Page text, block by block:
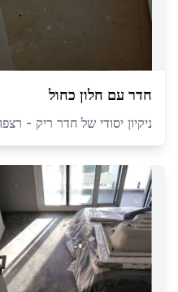
חדר עם חלון כחול
ניקיון יסודי של חדר ריק -